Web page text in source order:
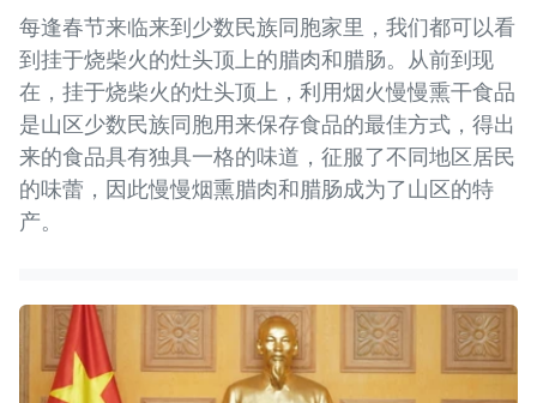
每逢春节来临来到少数民族同胞家里，我们都可以看
到挂于烧柴火的灶头顶上的腊肉和腊肠。从前到现
在，挂于烧柴火的灶头顶上，利用烟火慢慢熏干食品
是山区少数民族同胞用来保存食品的最佳方式，得出
来的食品具有独具一格的味道，征服了不同地区居民
的味蕾，因此慢慢烟熏腊肉和腊肠成为了山区的特
产。